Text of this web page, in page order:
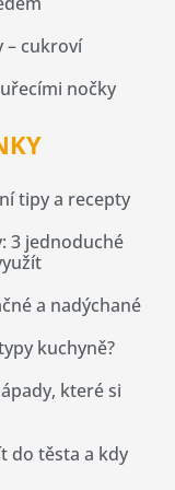
– cukroví
nočky
tipy a recepty
3 jednoduché
a nadýchané
kuchyně?
které si
do těsta a kdy